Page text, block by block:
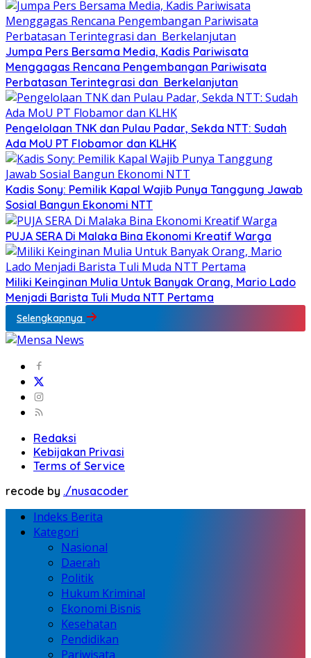
Jumpa Pers Bersama Media, Kadis Pariwisata
Menggagas Rencana Pengembangan Pariwisata
Perbatasan Terintegrasi dan Berkelanjutan
Pengelolaan TNK dan Pulau Padar, Sekda NTT: Sudah
Ada MoU PT Flobamor dan KLHK
Kadis Sony: Pemilik Kapal Wajib Punya Tanggung Jawab
Sosial Bangun Ekonomi NTT
PUJA SERA Di Malaka Bina Ekonomi Kreatif Warga
Miliki Keinginan Mulia Untuk Banyak Orang, Mario Lado
Menjadi Barista Tuli Muda NTT Pertama
Selengkapnya
Redaksi
Kebijakan Privasi
Terms of Service
recode by ./nusacoder
Indeks Berita
Kategori
Nasional
Daerah
Politik
Hukum Kriminal
Ekonomi Bisnis
Kesehatan
Pendidikan
Pariwisata